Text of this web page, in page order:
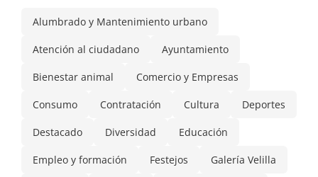
Alumbrado y Mantenimiento urbano
Atención al ciudadano Ayuntamiento
Bienestar animal Comercio y Empresas
Consumo Contratación Cultura Deportes
Destacado Diversidad Educación
Empleo y formación Festejos Galería Velilla